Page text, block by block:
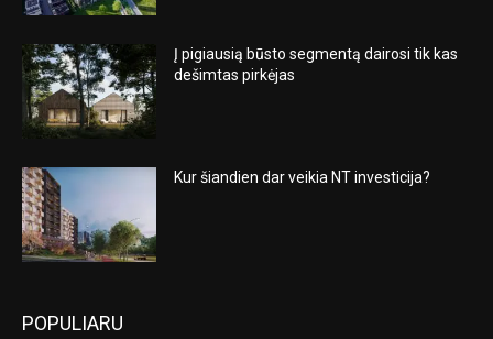
Į pigiausią būsto segmentą dairosi tik kas
dešimtas pirkėjas
Kur šiandien dar veikia NT investicija?
POPULIARU